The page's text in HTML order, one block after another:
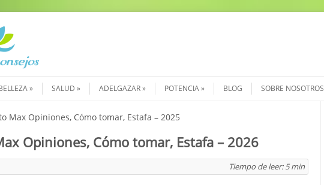
SALUD ADELGAZAR POTENCIA BLOG SOBRE NOSOTROS
Max Opiniones, Cómo tomar, Estafa – 2025
Opiniones, Cómo tomar, Estafa – 2026
Tiempo de leer:5 min